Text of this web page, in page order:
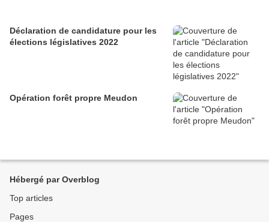
Déclaration de candidature pour les
élections législatives 2022
Opération forêt propre Meudon
Hébergé par Overblog
Top articles
Pages